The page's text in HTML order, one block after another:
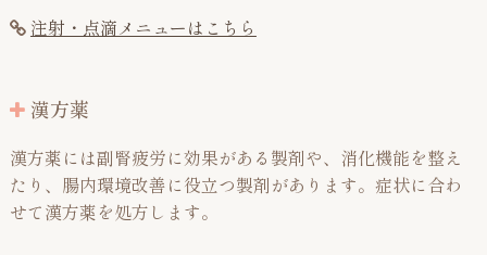
注射・点滴メニューはこちら
漢方薬
漢方薬には副腎疲労に効果がある製剤や、消化機能を整え
たり、腸内環境改善に役立つ製剤があります。症状に合わ
せて漢方薬を処方します。